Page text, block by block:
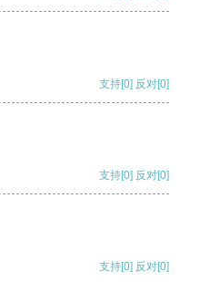
支持[0] 反对[0]
支持[0] 反对[0]
支持[0] 反对[0]